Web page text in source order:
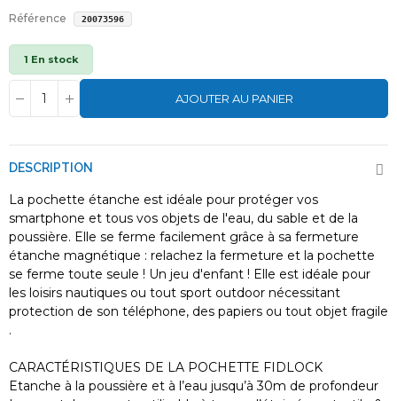
Référence 20073596
1 En stock
AJOUTER AU PANIER
DESCRIPTION
La pochette étanche est idéale pour protéger vos
smartphone et tous vos objets de l'eau, du sable et de la
poussière. Elle se ferme facilement grâce à sa fermeture
étanche magnétique : relachez la fermeture et la pochette
se ferme toute seule ! Un jeu d'enfant ! Elle est idéale pour
les loisirs nautiques ou tout sport outdoor nécessitant
protection de son téléphone, des papiers ou tout objet fragile
.
CARACTÉRISTIQUES DE LA POCHETTE FIDLOCK
Etanche à la poussière et à l’eau jusqu’à 30m de profondeur